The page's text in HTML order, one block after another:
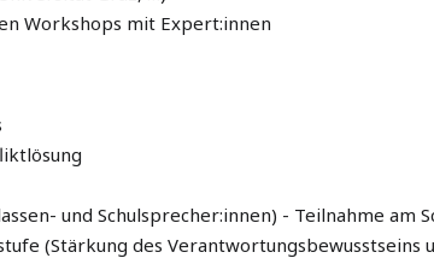
Workshops mit Expert:innen
und Schulsprecher:innen) - Teilnahme am
(Stärkung des